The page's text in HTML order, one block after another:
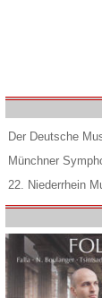
Der Deutsche
Münchner
22. Niederrhein